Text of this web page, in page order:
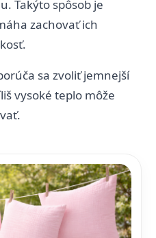
Takýto spôsob je
zachovať ich
sa zvoliť jemnejší
vysoké teplo môže